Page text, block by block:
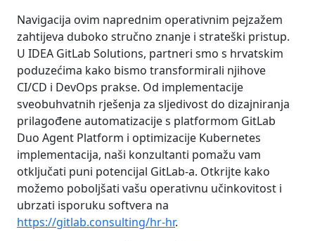
Navigacija ovim naprednim operativnim pejzažem
zahtijeva duboko stručno znanje i strateški pristup.
U IDEA GitLab Solutions, partneri smo s hrvatskim
poduzećima kako bismo transformirali njihove
CI/CD i DevOps prakse. Od implementacije
sveobuhvatnih rješenja za sljedivost do dizajniranja
prilagođene automatizacije s platformom GitLab
Duo Agent Platform i optimizacije Kubernetes
implementacija, naši konzultanti pomažu vam
otključati puni potencijal GitLab-a. Otkrijte kako
možemo poboljšati vašu operativnu učinkovitost i
ubrzati isporuku softvera na
https://gitlab.consulting/hr-hr.